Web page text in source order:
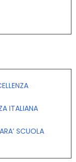
ITALIANA
SCUOLA